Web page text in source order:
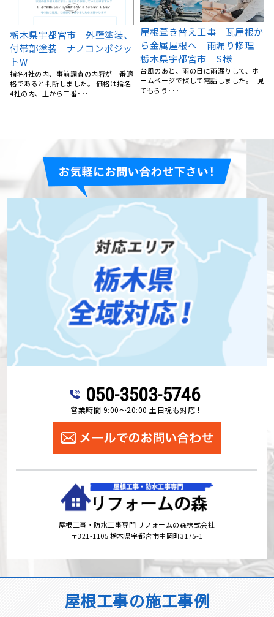
ベランダFRP防水工事、屋根
カバー工事、外壁塗装、庇補
修工事 栃木県宇都宮市 K
様
15年前にマイホームを購入してから、
特にお手入れはしておらず、ある時庇
屋根カバー工法 栃木県宇都
宮市A様
雨漏りが心配になり、どこの業者さん
を選んだら良いのか迷っていました。
ネットで検索していると･･･
050-3503-5746
営業時間 9:00～20:00 土日祝も対応！
屋根工事・防水工事専門 リフォームの森株式会社
〒321-1105 栃木県宇都宮市中岡町3175-1
屋根工事の施工事例